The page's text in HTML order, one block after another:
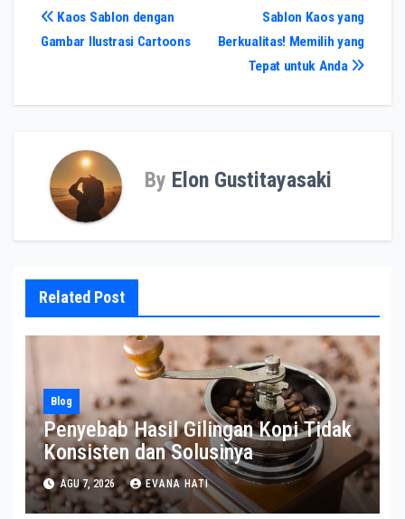
Navigasi
Sablon Kaos yang
Berkualitas! Memilih yang
Tepat untuk Anda
Kaos Sablon dengan
Gambar Ilustrasi Cartoons
By Elon Gustitayasaki
Related Post
Blog
Penyebab Hasil Gilingan Kopi Tidak
Konsisten dan Solusinya
AGU 7, 2026 EVANA HATI